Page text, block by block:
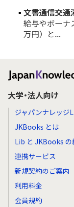
文書通信交通
給与やボーナ
万円）と...
大学・法人向け
ジャパンナレッジ
JKBooks とは
Lib と JKBooks の
連携サービス
新規契約のご案内
利用料金
会員規約